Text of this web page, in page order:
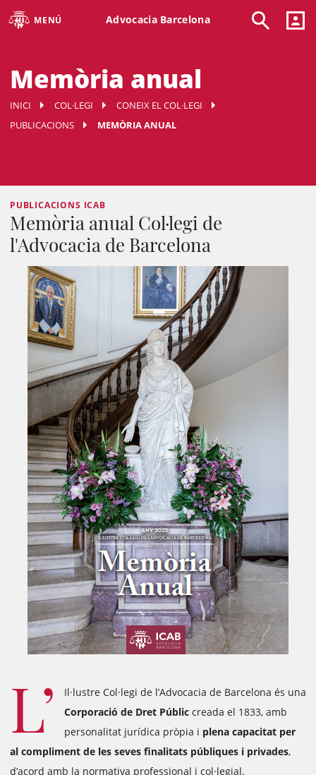
MENÚ Advocacia Barcelona
Memòria anual
INICI COL·LEGI
CONEIX EL COL·LEGI
PUBLICACIONS
MEMÒRIA ANUAL
PUBLICACIONS ICAB
Memòria anual Col·legi de
l'Advocacia de Barcelona
L’
Il·lustre Col·legi de l’Advocacia de Barcelona és una
Corporació de Dret Públic creada el 1833, amb
personalitat jurídica pròpia i plena capacitat per
al compliment de les seves finalitats públiques i privades,
d’acord amb la normativa professional i col·legial.